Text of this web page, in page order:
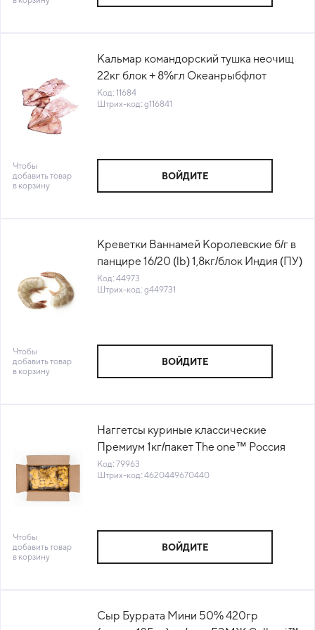
Кальмар командорский тушка неочищ
22кг блок + 8%гл Океанрыбфлот
Россия (ПУ) (КОД 11684) (-18°С)
Код: 11684
Штрих-код: g116841
Чтобы
добавить товар
в корзину
ВОЙДИТЕ
Креветки Ваннамей Королевские б/г в
панцире 16/20 (lb) 1,8кг/блок Индия (ПУ)
(КОД 44973) (-18°С)
Код: 44973
Штрих-код: g449731
Чтобы
добавить товар
в корзину
ВОЙДИТЕ
Наггетсы куриные классические
Премиум 1кг/пакет The one™ Россия
(КОД 79963) (-18°С)
Код: 79963
Штрих-код: 4620449670440
Чтобы
добавить товар
в корзину
ВОЙДИТЕ
Сыр Буррата Мини 50% 420гр